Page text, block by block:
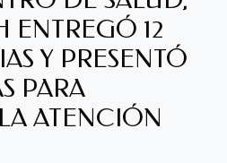
ENTREGÓ 12
Y PRESENTÓ
PARA
ATENCIÓN